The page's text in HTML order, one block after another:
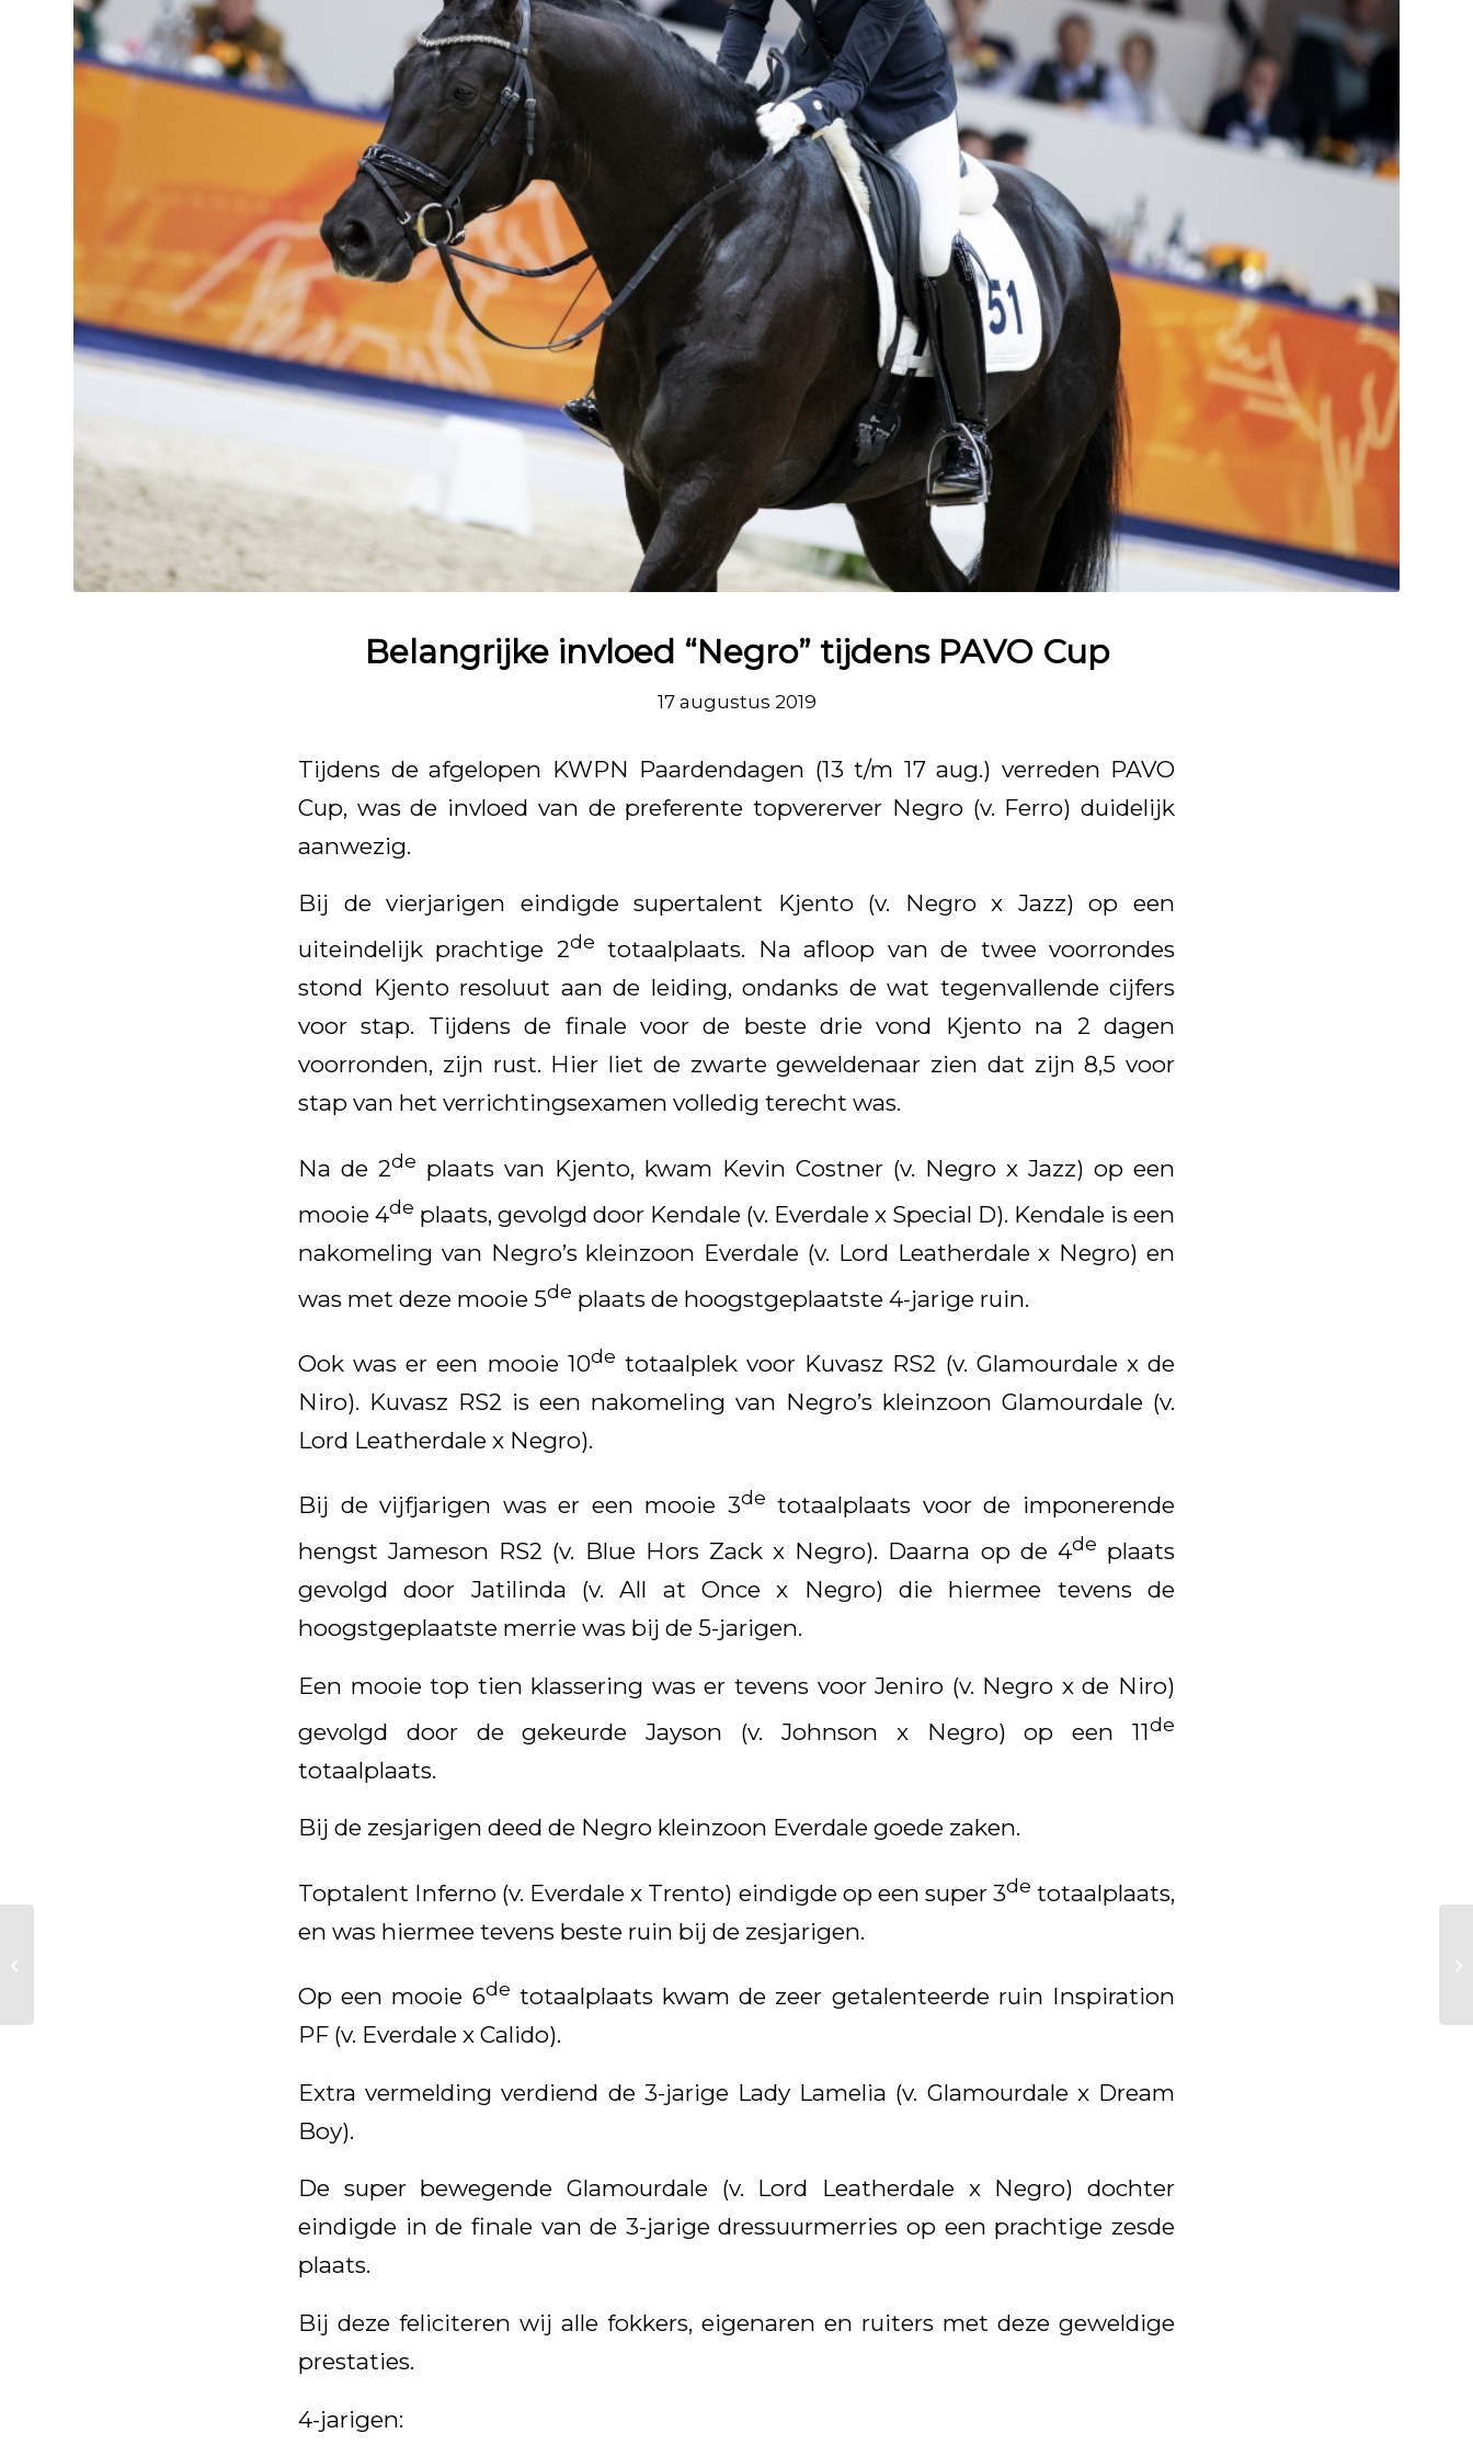
Belangrijke invloed “Negro” tijdens PAVO Cup
17 augustus 2019
Tijdens de afgelopen KWPN Paardendagen (13 t/m 17 aug.) verreden PAVO
Cup, was de invloed van de preferente topvererver Negro (v. Ferro) duidelijk
aanwezig.
Bij de vierjarigen eindigde supertalent Kjento (v. Negro x Jazz) op een
uiteindelijk prachtige 2de totaalplaats. Na afloop van de twee voorrondes
stond Kjento resoluut aan de leiding, ondanks de wat tegenvallende cijfers
voor stap. Tijdens de finale voor de beste drie vond Kjento na 2 dagen
voorronden, zijn rust. Hier liet de zwarte geweldenaar zien dat zijn 8,5 voor
stap van het verrichtingsexamen volledig terecht was.
Na de 2de plaats van Kjento, kwam Kevin Costner (v. Negro x Jazz) op een
mooie 4de plaats, gevolgd door Kendale (v. Everdale x Special D). Kendale is een
nakomeling van Negro’s kleinzoon Everdale (v. Lord Leatherdale x Negro) en
was met deze mooie 5de plaats de hoogstgeplaatste 4-jarige ruin.
Ook was er een mooie 10de totaalplek voor Kuvasz RS2 (v. Glamourdale x de
Niro). Kuvasz RS2 is een nakomeling van Negro’s kleinzoon Glamourdale (v.
Lord Leatherdale x Negro).
Bij de vijfjarigen was er een mooie 3de totaalplaats voor de imponerende
hengst Jameson RS2 (v. Blue Hors Zack x Negro). Daarna op de 4de plaats
gevolgd door Jatilinda (v. All at Once x Negro) die hiermee tevens de
hoogstgeplaatste merrie was bij de 5-jarigen.
Een mooie top tien klassering was er tevens voor Jeniro (v. Negro x de Niro)
gevolgd door de gekeurde Jayson (v. Johnson x Negro) op een 11de
totaalplaats.
Bij de zesjarigen deed de Negro kleinzoon Everdale goede zaken.
Toptalent Inferno (v. Everdale x Trento) eindigde op een super 3de totaalplaats,
en was hiermee tevens beste ruin bij de zesjarigen.
Op een mooie 6de totaalplaats kwam de zeer getalenteerde ruin Inspiration
PF (v. Everdale x Calido).
Extra vermelding verdiend de 3-jarige Lady Lamelia (v. Glamourdale x Dream
Boy).
De super bewegende Glamourdale (v. Lord Leatherdale x Negro) dochter
eindigde in de finale van de 3-jarige dressuurmerries op een prachtige zesde
plaats.
Bij deze feliciteren wij alle fokkers, eigenaren en ruiters met deze geweldige
prestaties.
4-jarigen: